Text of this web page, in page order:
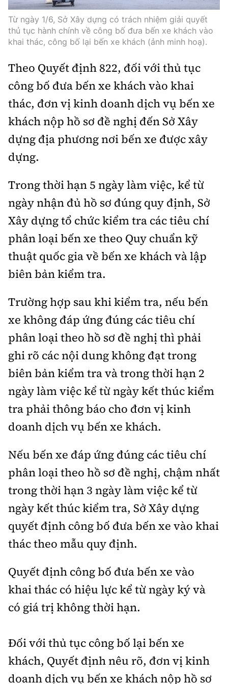
Tổng biên tập:Nguyễn Thị Hồng Nga
Phó Tổng biên tập: Nguyễn Sơn Tùng,
Nguyễn Đức Thắng, La Đức Hùng
0901 514 7990915 057 282
Email: bandoc@baoxaydung.vn
Cấm sao chép dưới mọi hình thức nếu không có sự
chấp thuận bằng văn bản.
Thông tin tòa
Từ ngày 1/6, Sở Xây dựng có trách nhiệm giải quyết
thủ tục hành chính về công bố đưa bến xe khách vào
khai thác, công bố lại bến xe khách (ảnh minh hoạ).
Theo Quyết định 822, đối với thủ tục
công bố đưa bến xe khách vào khai
thác, đơn vị kinh doanh dịch vụ bến xe
khách nộp hồ sơ đề nghị đến Sở Xây
dựng địa phương nơi bến xe được xây
dựng.
Trong thời hạn 5 ngày làm việc, kể từ
ngày nhận đủ hồ sơ đúng quy định, Sở
Xây dựng tổ chức kiểm tra các tiêu chí
phân loại bến xe theo Quy chuẩn kỹ
thuật quốc gia về bến xe khách và lập
biên bản kiểm tra.
Trường hợp sau khi kiểm tra, nếu bến
xe không đáp ứng đúng các tiêu chí
phân loại theo hồ sơ đề nghị thì phải
ghi rõ các nội dung không đạt trong
biên bản kiểm tra và trong thời hạn 2
ngày làm việc kể từ ngày kết thúc kiểm
tra phải thông báo cho đơn vị kinh
doanh dịch vụ bến xe khách.
Nếu bến xe đáp ứng đúng các tiêu chí
phân loại theo hồ sơ đề nghị, chậm nhất
trong thời hạn 3 ngày làm việc kể từ
ngày kết thúc kiểm tra, Sở Xây dựng
quyết định công bố đưa bến xe vào khai
thác theo mẫu quy định.
Quyết định công bố đưa bến xe vào
khai thác có hiệu lực kể từ ngày ký và
có giá trị không thời hạn.
Đối với thủ tục công bố lại bến xe
khách, Quyết định nêu rõ, đơn vị kinh
doanh dịch vụ bến xe khách nộp hồ sơ